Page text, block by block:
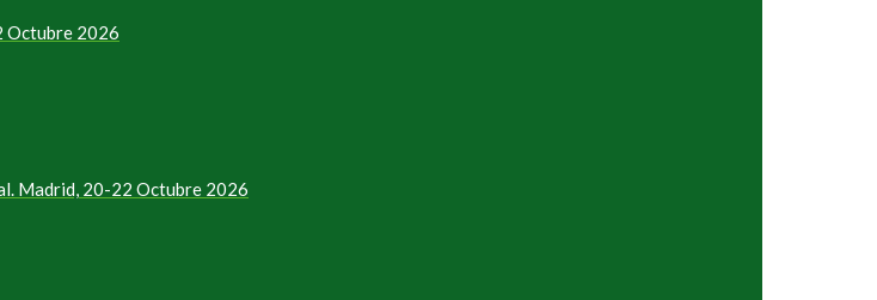
Octubre 2026
Madrid, 20-22 Octubre 2026